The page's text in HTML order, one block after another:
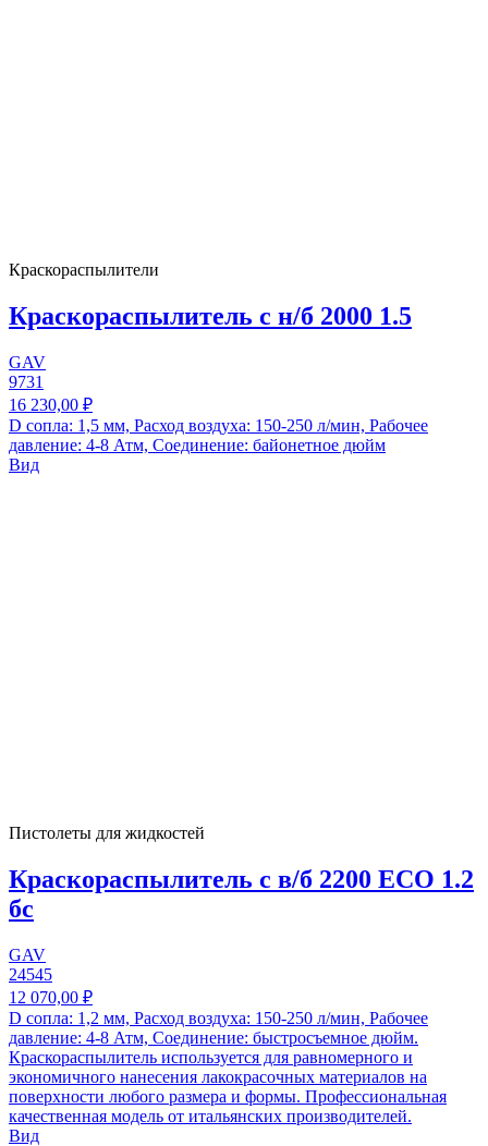
Краскораспылители
Краскораспылитель с н/б 2000 1.5
GAV
9731
16 230,00 ₽
D сопла: 1,5 мм, Расход воздуха: 150-250 л/мин, Рабочее
давление: 4-8 Атм, Соединение: байонетное дюйм
Вид
Пистолеты для жидкостей
Краскораспылитель с в/б 2200 ECO 1.2
бс
GAV
24545
12 070,00 ₽
D сопла: 1,2 мм, Расход воздуха: 150-250 л/мин, Рабочее
давление: 4-8 Атм, Соединение: быстросъемное дюйм.
Краскораспылитель используется для равномерного и
экономичного нанесения лакокрасочных материалов на
поверхности любого размера и формы. Профессиональная
качественная модель от итальянских производителей.
Вид